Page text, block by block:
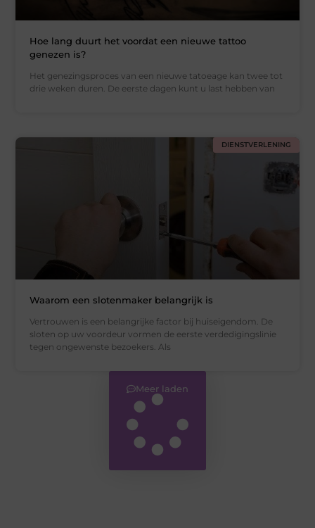
Hoe lang duurt het voordat een nieuwe tattoo
genezen is?
Het genezingsproces van een nieuwe tatoeage kan twee tot
drie weken duren. De eerste dagen kunt u last hebben van
DIENSTVERLENING
Waarom een slotenmaker belangrijk is
Vertrouwen is een belangrijke factor bij huiseigendom. De
sloten op uw voordeur vormen de eerste verdedigingslinie
tegen ongewenste bezoekers. Als
Meer laden